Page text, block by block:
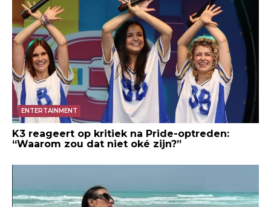
ENTERTAINMENT
K3 reageert op kritiek na Pride-optreden:
“Waarom zou dat niet oké zijn?”